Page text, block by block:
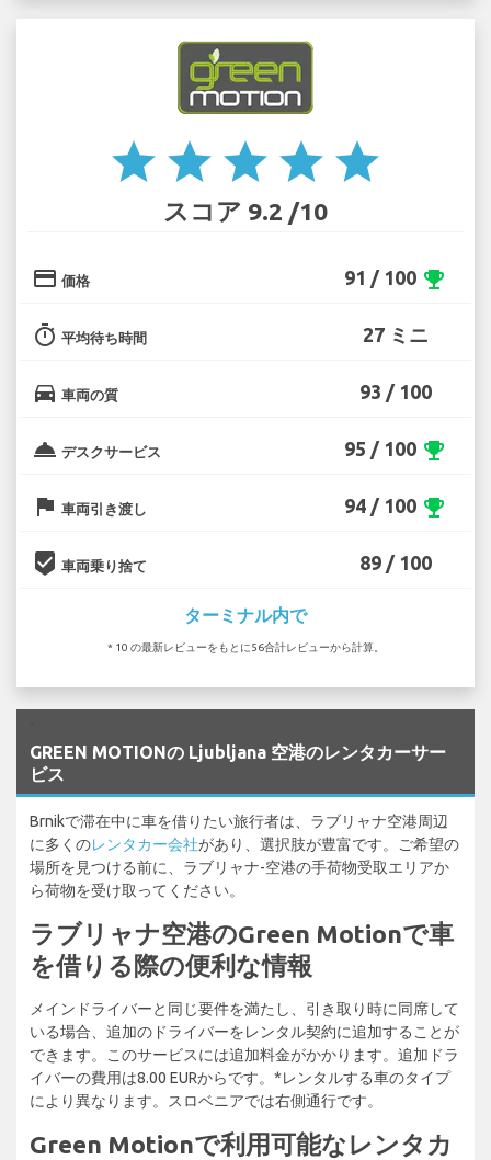
star star star star star
スコア 9.2 /10
credit_card 価格 91 / 100 emoji_events
timer 平均待ち時間 27 ミニ
directions_car 車両の質 93 / 100
room_service デスクサービス 95 / 100 emoji_events
flag 車両引き渡し 94 / 100 emoji_events
beenhere 車両乗り捨て 89 / 100
ターミナル内で
* 10 の最新レビューをもとに56合計レビューから計算。
GREEN MOTIONの Ljubljana 空港のレンタカーサー
ビス
Brnikで滞在中に車を借りたい旅行者は、ラブリャナ空港周辺
に多くのレンタカー会社があり、選択肢が豊富です。ご希望の
場所を見つける前に、ラブリャナ-空港の手荷物受取エリアか
ら荷物を受け取ってください。
ラブリャナ空港のGreen Motionで車
を借りる際の便利な情報
メインドライバーと同じ要件を満たし、引き取り時に同席して
いる場合、追加のドライバーをレンタル契約に追加することが
できます。このサービスには追加料金がかかります。追加ドラ
イバーの費用は8.00 EURからです。*レンタルする車のタイプ
により異なります。スロベニアでは右側通行です。
Green Motionで利用可能なレンタカ